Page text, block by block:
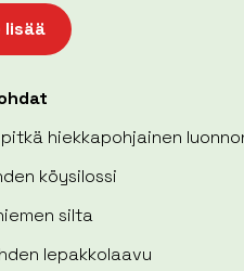
lisää
pitkä hiekkapohjainen
köysilossi
silta
lepakkolaavu